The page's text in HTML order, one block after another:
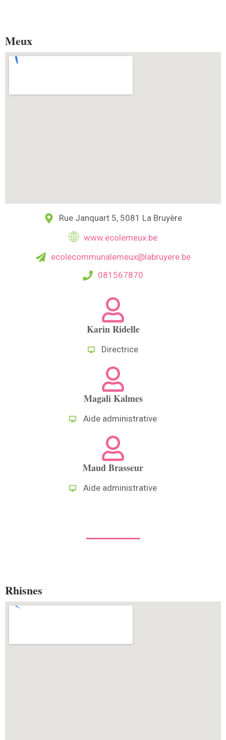
Meux
Rue Janquart 5, 5081 La Bruyère
www.ecolemeux.be
ecolecommunalemeux@labruyere.be
081567870
Karin Ridelle
Directrice
Magali Kalmes
Aide administrative
Maud Brasseur
Aide administrative
Rhisnes